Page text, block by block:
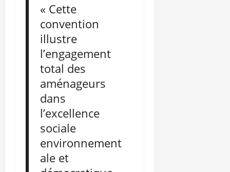
« Cette
convention
illustre
l’engagement
total des
aménageurs
dans
l’excellence
sociale
environnement
ale et